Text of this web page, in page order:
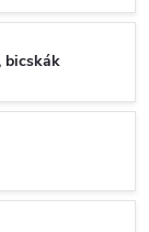
bicskák